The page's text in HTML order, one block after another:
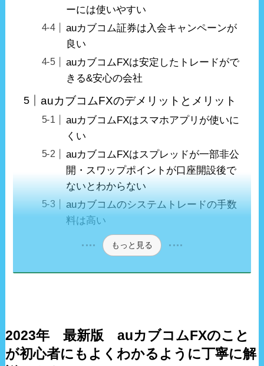
ーには使いやすい
auカブコム証券は入会キャンペーンが
良い
auカブコムFXは安定したトレードがで
きる&安心の会社
auカブコムFXのデメリットとメリット
auカブコムFXはスマホアプリが使いに
くい
auカブコムFXはスプレッドが一部非公
開・スワップポイントが口座開設後で
ないとわからない
auカブコムのシステムトレードの手数
料は高い
もっと見る
2023年 最新版 auカブコムFXのこと
が初心者にもよくわかるように丁寧に解